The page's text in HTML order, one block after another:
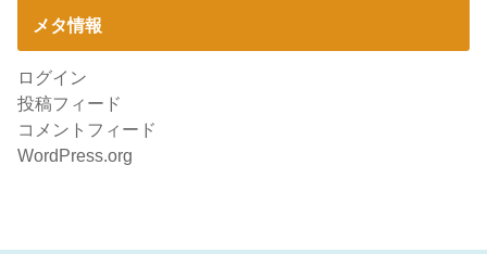
メタ情報
ログイン
投稿フィード
コメントフィード
WordPress.org